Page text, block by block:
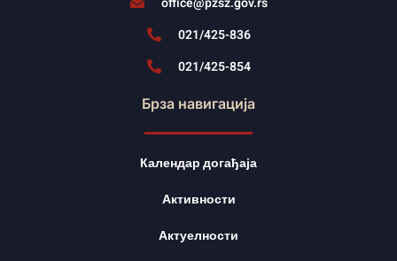
021/425-836
021/425-854
Брза навигација
Календар догађаја
Активности
Актуелности